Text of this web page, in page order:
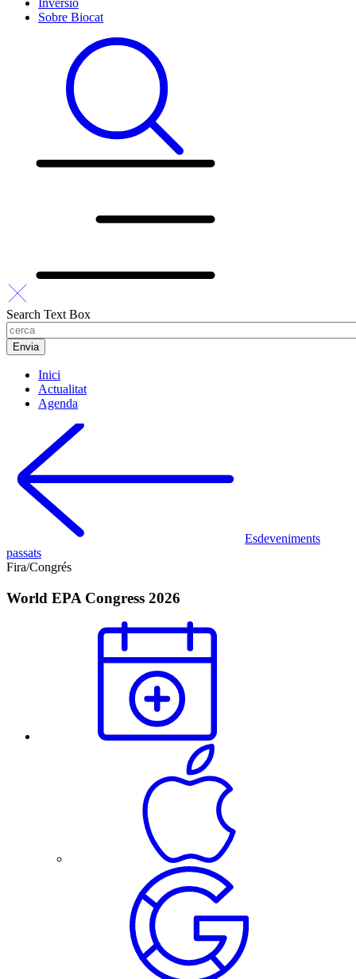
Inversió
Sobre Biocat
Search Text Box
Inici
Actualitat
Agenda
Esdeveniments
passats
Fira/Congrés
World EPA Congress 2026